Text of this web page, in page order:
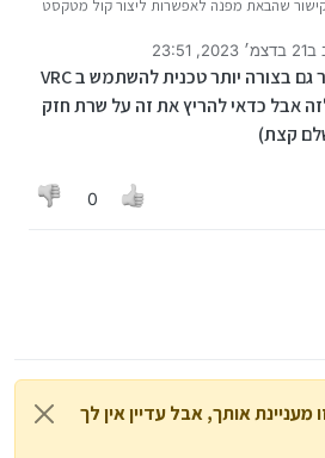
שהבאת מפנה לאפשרות ליצור קול מטקסט
מחפש שיכפול מדיבור לדיבור (שיבוט) שזהב21 בדצמ׳ 2023, 23:51
לאחרונה על ידי
יש את kits AI ואפשר גם בצורה יותר טכנית להשתמש ב VRC
אבל כדאי להריץ את זה על שרת חזק
קצת)
0
אותך, אבל עדיין אין לך